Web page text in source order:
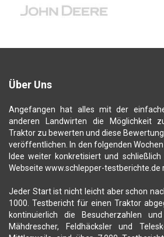
Über Uns
Angefangen hat alles mit der
anderen Landwirten die Möglichkeit
Traktor zu bewerten und diese
veröffentlichen. In den folgenden
Idee weiter konkretisiert und
Webseite www.schlepper-testberichte.de
Jeder Start ist nicht leicht aber schon
1000. Testbericht für einen Traktor
kontinuierlich die Besucherzahlen
Mähdrescher, Feldhäcksler und